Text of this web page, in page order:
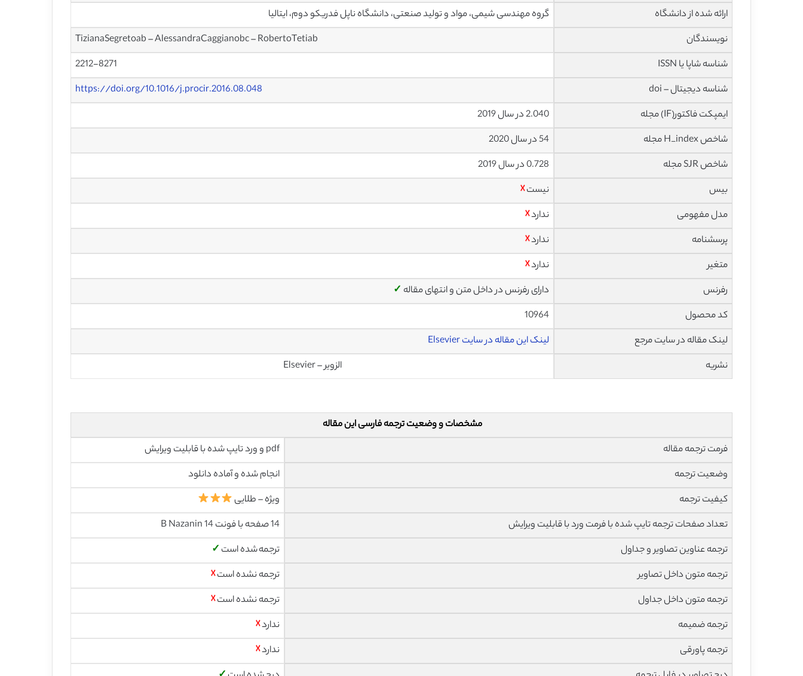
ارائه شده از دانشگاه
گروه مهندسی شیمی، مواد و تولید صنعتی، دانشگاه ناپل فدریکو دوم، ایتالیا
نویسندگان
TizianaSegretoab – AlessandraCaggianobc – RobertoTetiab
شناسه شاپا یا ISSN
2212-8271
شناسه دیجیتال – doi
https://doi.org/10.1016/j.procir.2016.08.048
ایمپکت فاکتور(IF) مجله
2.040 در سال 2019
شاخص H_index مجله
54 در سال 2020
شاخص SJR مجله
0.728 در سال 2019
بیس
نیست☓
مدل مفهومی
ندارد☓
پرسشنامه
ندارد☓
متغیر
ندارد☓
رفرنس
دارای رفرنس در داخل متن و انتهای مقاله ✓
کد محصول
10964
لینک مقاله در سایت مرجع
لینک این مقاله در سایت Elsevier
نشریه
الزویر – Elsevier
مشخصات و وضعیت ترجمه فارسی این مقاله
فرمت ترجمه مقاله
pdf و ورد تایپ شده با قابلیت ویرایش
وضعیت ترجمه
انجام شده و آماده دانلود
کیفیت ترجمه
ویژه – طلایی
تعداد صفحات ترجمه تایپ شده با فرمت ورد با قابلیت ویرایش
14 صفحه با فونت 14 B Nazanin
ترجمه عناوین تصاویر و جداول
ترجمه شده است ✓
ترجمه متون داخل تصاویر
ترجمه نشده است☓
ترجمه متون داخل جداول
ترجمه نشده است☓
ترجمه ضمیمه
ندارد☓
ترجمه پاورقی
ندارد☓